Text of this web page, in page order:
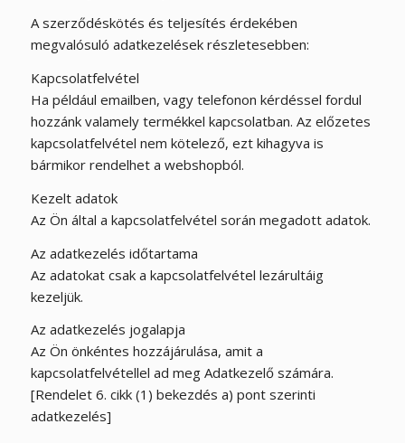
A szerződéskötés és teljesítés érdekében
megvalósuló adatkezelések részletesebben:
Kapcsolatfelvétel
Ha például emailben, vagy telefonon kérdéssel fordul
hozzánk valamely termékkel kapcsolatban. Az előzetes
kapcsolatfelvétel nem kötelező, ezt kihagyva is
bármikor rendelhet a webshopból.
Kezelt adatok
Az Ön által a kapcsolatfelvétel során megadott adatok.
Az adatkezelés időtartama
Az adatokat csak a kapcsolatfelvétel lezárultáig
kezeljük.
Az adatkezelés jogalapja
Az Ön önkéntes hozzájárulása, amit a
kapcsolatfelvétellel ad meg Adatkezelő számára.
[Rendelet 6. cikk (1) bekezdés a) pont szerinti
adatkezelés]